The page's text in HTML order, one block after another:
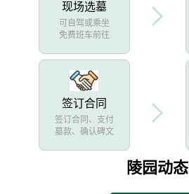
现场选墓
可自驾或乘坐
免费班车前往
签订合同
签订合同、支付
墓款、确认碑文
陵园动态